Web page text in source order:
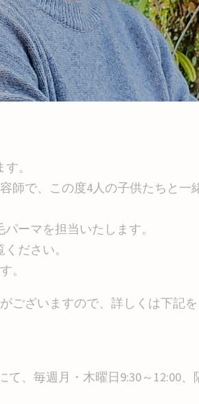
。
師で、この度4人の子供たちと一
ーマを担当いたします。
ださい。
。
ございますので、詳しくは下記
、毎週月・木曜日9:30～12:00、